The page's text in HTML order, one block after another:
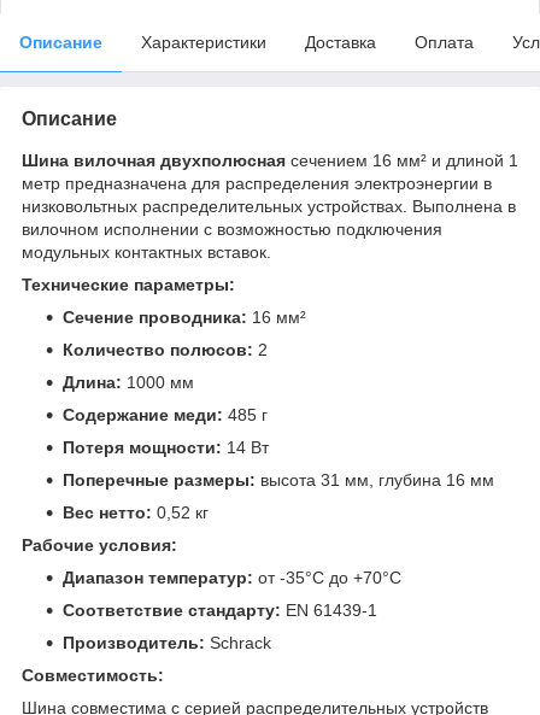
Описание Характеристики Доставка Оплата
Описание
Шина вилочная двухполюсная сечением 16 мм² и длиной 1
метр предназначена для распределения электроэнергии в
низковольтных распределительных устройствах. Выполнена в
вилочном исполнении с возможностью подключения
модульных контактных вставок.
Технические параметры:
Сечение проводника: 16 мм²
Количество полюсов: 2
Длина: 1000 мм
Содержание меди: 485 г
Потеря мощности: 14 Вт
Поперечные размеры: высота 31 мм, глубина 16 мм
Вес нетто: 0,52 кг
Рабочие условия:
Диапазон температур: от -35°C до +70°C
Соответствие стандарту: EN 61439-1
Производитель: Schrack
Совместимость:
Шина совместима с серией распределительных устройств